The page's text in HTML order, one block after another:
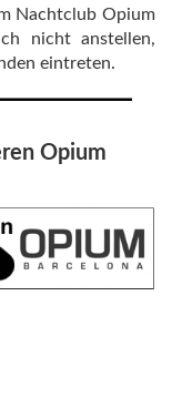
Nachtclub Opium
nicht anstellen,
eintreten.
Opium